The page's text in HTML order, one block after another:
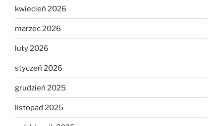
kwiecień 2026
marzec 2026
luty 2026
styczeń 2026
grudzień 2025
listopad 2025